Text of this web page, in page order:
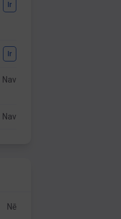
Ir
Ir
Nav
Nav
Nē